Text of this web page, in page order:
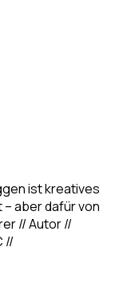
ist kreatives
aber dafür von
// Autor //
//